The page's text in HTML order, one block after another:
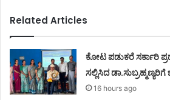
Related Articles
ಕೋಟ ಪಡುಕರೆ ಸರ್ಕಾರಿ
ಸಲ್ಲಿಸಿದ
16 hours ago